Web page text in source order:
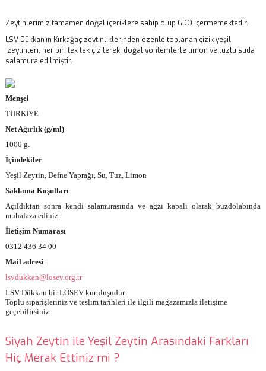
Zeytinlerimiz tamamen doğal içeriklere sahip olup GDO içermemektedir.
LSV Dükkan'ın Kırkağaç zeytinliklerinden özenle toplanan çizik yeşil
zeytinleri, her biri tek tek çizilerek, doğal yöntemlerle limon ve tuzlu suda
salamura edilmiştir.
Menşei
TÜRKİYE
Net Ağırlık (g/ml)
1000 g.
İçindekiler
Yeşil Zeytin, Defne Yaprağı, Su, Tuz, Limon
Saklama Koşulları
Açıldıktan sonra kendi salamurasında ve ağzı kapalı olarak buzdolabında
muhafaza ediniz.
İletişim Numarası
0312 436 34 00
Mail adresi
lsvdukkan@losev.org.tr
LSV Dükkan bir LÖSEV kuruluşudur.
Toplu siparişleriniz ve teslim tarihleri ile ilgili mağazamızla iletişime
geçebilirsiniz.
Siyah Zeytin ile Yeşil Zeytin Arasındaki Farkları
Hiç Merak Ettiniz mi ?